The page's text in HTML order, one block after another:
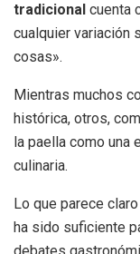
tradicional cuenta
cualquier variación
cosas».
Mientras muchos
histórica, otros,
la paella como una
culinaria.
Lo que parece
ha sido suficiente